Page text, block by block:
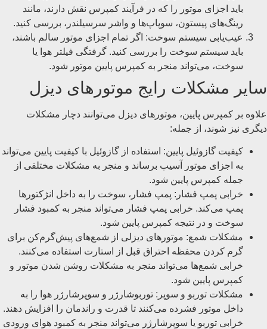
باید اجزای موتور را که در فرآیند کمپرس نقش دارند، مانند
رینگ‌های پیستون، سوپاپ‌ها و واشر سرسیلندر، بررسی کنید.
عیب‌یابی سیستم سوخت: اگر تمام اجزای موتور سالم باشند،
باید سیستم سوخت را بررسی کنید. گرفتگی فیلتر هوا یا
سوخت، می‌تواند منجر به کمپرس پایین موتور شود.
سایر مشکلات رایج موتورهای دیزل
علاوه بر کمپرس پایین، موتورهای دیزل می‌توانند دچار مشکلات
دیگری نیز شوند، از جمله:
کیفیت گازوئیل پایین: استفاده از گازوئیل با کیفیت پایین می‌تواند
به اجزای موتور آسیب برساند و منجر به مشکلات مختلفی از
جمله کمپرس پایین شود.
خرابی پمپ فشار: پمپ فشار، سوخت را به داخل انژکتورها
پمپ می‌کند. خرابی پمپ فشار می‌تواند منجر به کمبود فشار
سوخت و در نتیجه کمپرس پایین شود.
مشکلات شمع: موتورهای دیزلی از شمع‌های پیش‌گرم‌کن برای
گرم کردن محفظه احتراق قبل از استارت استفاده می‌کنند.
خرابی شمع‌ها می‌تواند منجر به مشکلات روشن شدن موتور و
کمپرس پایین شود.
مشکلات توربو و سوپر: توربوشارژر و سوپرشارژر هوا را به
داخل موتور فشرده می‌کنند تا قدرت و راندمان را افزایش دهند.
خرابی توربو یا سوپرشارژر می‌تواند منجر به کمبود هوای ورودی